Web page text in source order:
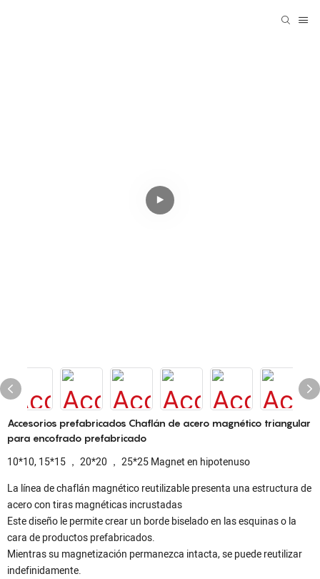
Accesorios prefabricados Chaflán de acero magnético triangular
para encofrado prefabricado
10*10, 15*15 ， 20*20 ， 25*25 Magnet en hipotenuso
La línea de chaflán magnético reutilizable presenta una estructura de
acero con tiras magnéticas incrustadas
Este diseño le permite crear un borde biselado en las esquinas o la
cara de productos prefabricados.
Mientras su magnetización permanezca intacta, se puede reutilizar
indefinidamente.